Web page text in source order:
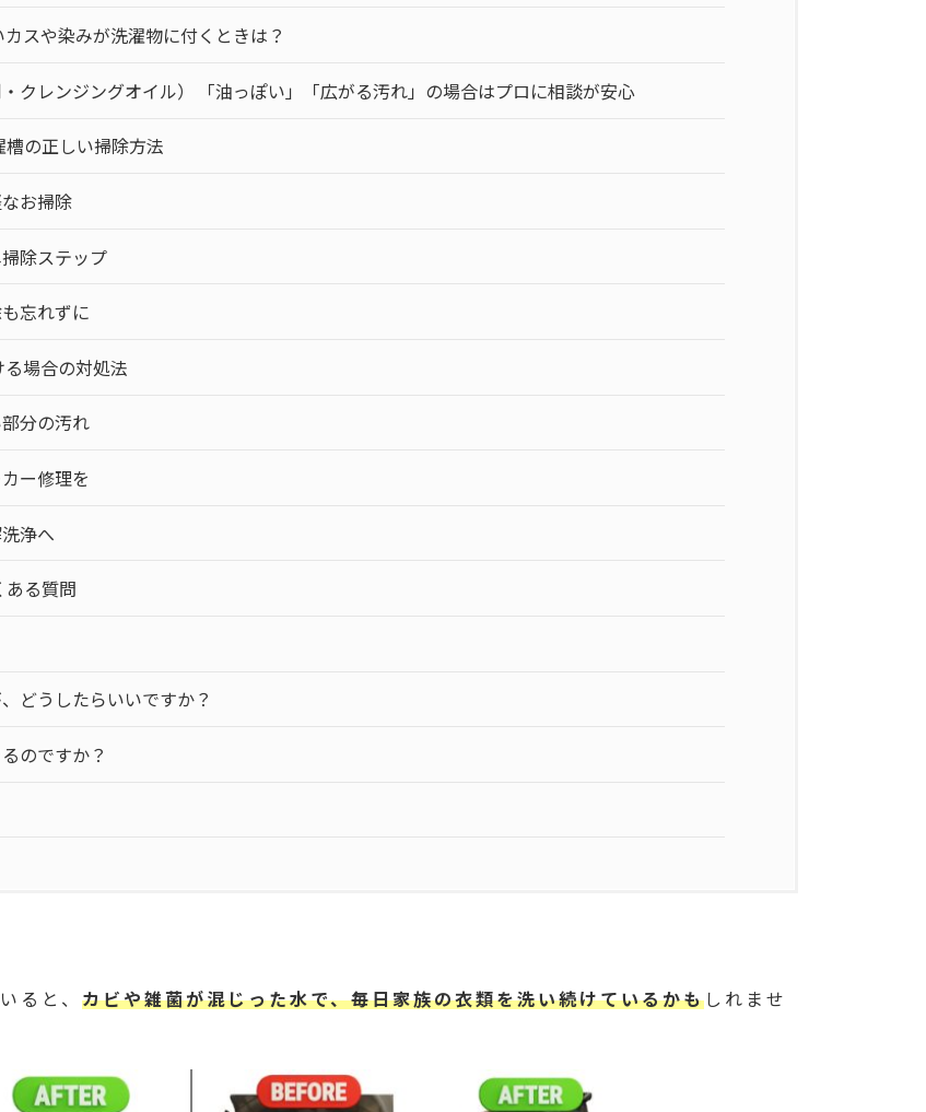
スや染みが洗濯物に付くときは？
クレンジングオイル） 「油っぽい」「広がる汚れ」の場合はプロに相談が安心
の正しい掃除方法
お掃除
除ステップ
忘れずに
場合の対処法
分の汚れ
ー修理を
浄へ
ある質問
どうしたらいいですか？
のですか？
ると、 カビや雑菌が混じった水で、毎日家族の衣類を洗い続けているかもしれませ